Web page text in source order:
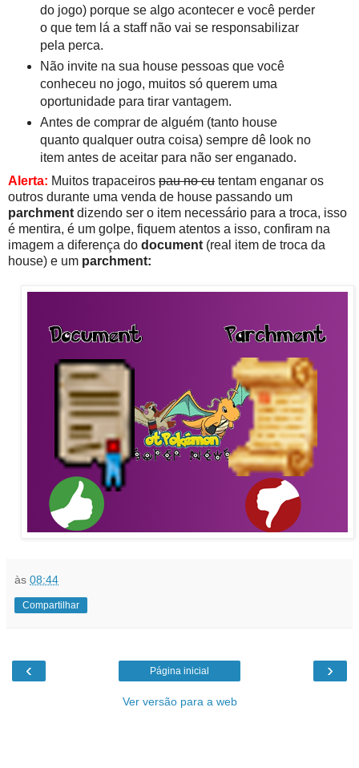
do jogo) porque se algo acontecer e você perder
o que tem lá a staff não vai se responsabilizar
pela perca.
Não invite na sua house pessoas que você
conheceu no jogo, muitos só querem uma
oportunidade para tirar vantagem.
Antes de comprar de alguém (tanto house
quanto qualquer outra coisa) sempre dê look no
item antes de aceitar para não ser enganado.
Alerta: Muitos trapaceiros pau no cu tentam enganar os
outros durante uma venda de house passando um
parchment dizendo ser o item necessário para a troca, isso
é mentira, é um golpe, fiquem atentos a isso, confiram na
imagem a diferença do document (real item de troca da
house) e um parchment:
às 08:44
Compartilhar
‹ ›
Página inicial
Ver versão para a web